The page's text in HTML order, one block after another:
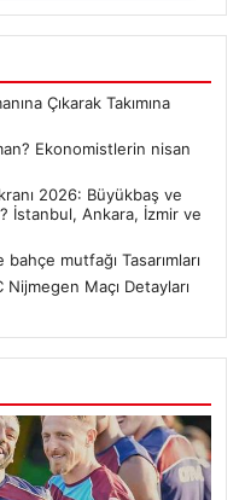
Çıkarak Takımına
Ekonomistlerin nisan
2026: Büyükbaş ve
İstanbul, Ankara, İzmir ve
mutfağı Tasarımları
Nijmegen Maçı Detayları